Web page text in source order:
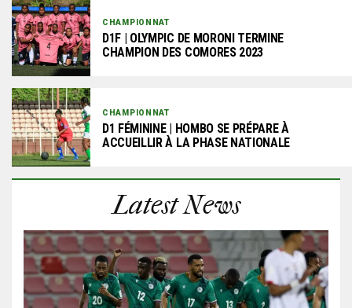
CHAMPIONNAT
D1F | OLYMPIC DE MORONI TERMINE
CHAMPION DES COMORES 2023
CHAMPIONNAT
D1 FÉMININE | HOMBO SE PRÉPARE À
ACCUEILLIR À LA PHASE NATIONALE
Latest News